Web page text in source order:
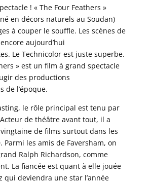
! « The Four Feathers »
en décors naturels au Soudan)
à couper le souffle. Les scènes de
aujourd’hui
Le Technicolor est juste superbe.
» est un film à grand spectacle
des productions
de l’époque.
le rôle principal est tenu par
de théâtre avant tout, il a
de films surtout dans les
Parmi les amis de Faversham, on
Ralph Richardson, comme
La fiancée est quant à elle jouée
qui deviendra une star l’année